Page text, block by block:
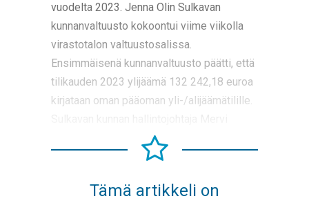
vuodelta 2023. Jenna Olin Sulkavan
kunnanvaltuusto kokoontui viime viikolla
virastotalon valtuustosalissa.
Ensimmäisenä kunnanvaltuusto päätti, että
tilikauden 2023 ylijäämä 132 242,18 euroa
kirjataan oman pääoman yli-/alijäämätilille.
Tämä artikkeli on